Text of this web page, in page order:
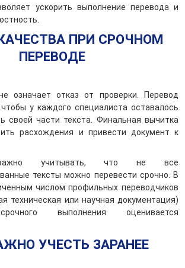
ускорить выполнение перевода и
ПРИ СРОЧНОМ
ПЕРЕВОДЕ
означает отказ от проверки. Перевод
у каждого специалиста оставалось
своей части текста. Финальная вычитка
расхождения и привести документ к
учитывать, что не все
тексты можно перевести срочно. В
числом профильных переводчиков
техническая или научная документация)
выполнения оценивается
УЧЕСТЬ ЗАРАНЕЕ